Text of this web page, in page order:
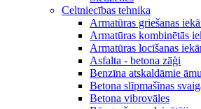
Celtniecības tehnika
Armatūras griešanas
Armatūras kombinētās
Armatūras locīšanas
Asfalta - betona zāģi
Benzīna atskaldāmie
Betona slīpmašīnas
Betona vibrovāles